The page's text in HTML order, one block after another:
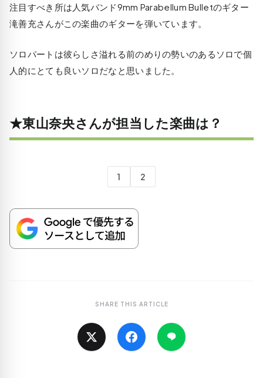
注目すべき所は人気バンド9mm Parabellum Bulletのギター
滝善充さんがこの楽曲のギターを弾いています。
ソロパートは彼らしさ溢れる前のめりの勢いのあるソロで個
人的にとても良いソロだなと思いました。
★東山奈央さんが担当した楽曲は？
1 2
SHARE THIS ARTICLE